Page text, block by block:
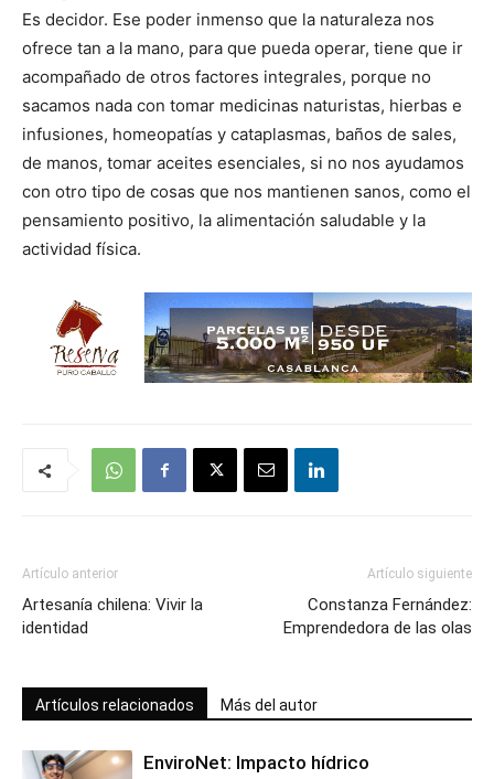
Es decidor. Ese poder inmenso que la naturaleza nos
ofrece tan a la mano, para que pueda operar, tiene que ir
acompañado de otros factores integrales, porque no
sacamos nada con tomar medicinas naturistas, hierbas e
infusiones, homeopatías y cataplasmas, baños de sales,
de manos, tomar aceites esenciales, si no nos ayudamos
con otro tipo de cosas que nos mantienen sanos, como el
pensamiento positivo, la alimentación saludable y la
actividad física.
Artículo anterior
Artesanía chilena: Vivir la
identidad
Artículo siguiente
Constanza Fernández:
Emprendedora de las olas
Artículos relacionados Más del autor
EnviroNet: Impacto hídrico